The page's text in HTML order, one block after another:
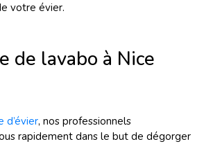
votre évier.
de lavabo à Nice
d’évier, nos professionnels
rapidement dans le but de dégorger